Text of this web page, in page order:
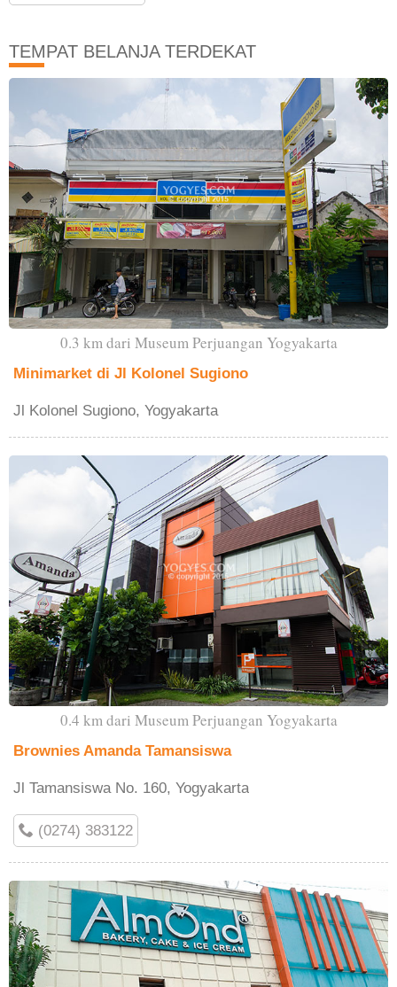
TEMPAT BELANJA TERDEKAT
0.3 km dari Museum Perjuangan Yogyakarta
Minimarket di Jl Kolonel Sugiono
Jl Kolonel Sugiono, Yogyakarta
0.4 km dari Museum Perjuangan Yogyakarta
Brownies Amanda Tamansiswa
Jl Tamansiswa No. 160, Yogyakarta
(0274) 383122